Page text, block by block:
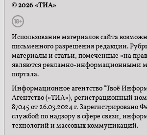
© 2026 «ТИА»
Использование материалов сайта
письменного разрешения редакции.
материалы и статьи, помеченные «на
являются рекламно-информационными
портала.
Информационное агентство "Твоё
Агентство («ТИА»), регистрационный
87045 от 26.03.2024 г. Зарегистрировано
службой по надзору в сфере связи,
технологий и массовых коммуникаций.